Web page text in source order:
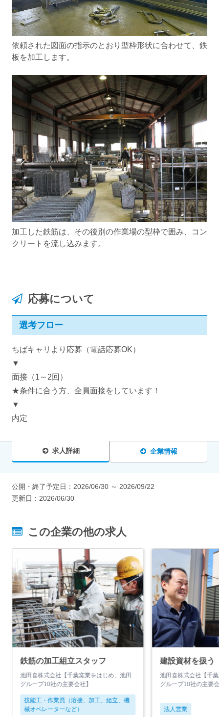
依頼された図面の指示のとおり型枠形状に合わせて、鉄
板を加工します。
加工した鉄筋は、その後別の作業場の型枠で囲み、コン
クリートを流し込みます。
応募について
選考フロー
ちばキャリより応募（電話応募OK）
▼
面接（1～2回）
★条件に合う方、全員面接をしています！
▼
内定
求人詳細 企業情報
公開・終了予定日： 2026/06/30 ～ 2026/09/22
更新日： 2026/06/30
この企業の他の求人
鉄筋の加工組立スタッフ
池田喜株式会社【千葉窯業をはじめ、池田
グループ10社の主要会社】
技能工・作業員（溶接、加工、組立、機
械オペレーターなど）
建設資材を扱う
池田喜株式会社【千
グループ10社の主要
法人営業